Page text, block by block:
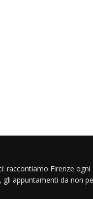
Firenze
appuntamenti da non